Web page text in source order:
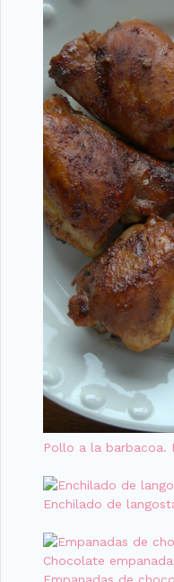
Pollo a la barbacoa.
Enchilado de